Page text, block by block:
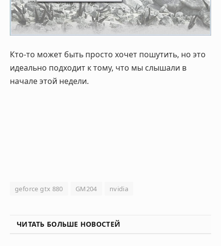
Кто-то может быть просто хочет пошутить, но это
идеально подходит к тому, что мы слышали в
начале этой недели.
geforce gtx 880 GM204 nvidia
ЧИТАТЬ БОЛЬШЕ НОВОСТЕЙ